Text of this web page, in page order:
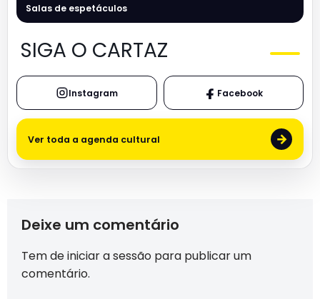
Salas de espetáculos
SIGA O CARTAZ
Instagram Facebook
Ver toda a agenda cultural →
Deixe um comentário
Tem deiniciar a sessão para publicar um
comentário.